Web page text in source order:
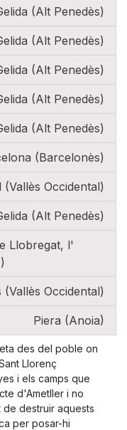
(Alt Penedès)
(Alt Penedès)
(Alt Penedès)
(Alt Penedès)
(Alt Penedès)
(Barcelonès)
(Vallès Occidental)
(Alt Penedès)
Llobregat, l'
Occidental)
Piera (Anoia)
des del poble on
Llorenç
i els camps que
d'Ametller i no
destruir aquests
per posar-hi